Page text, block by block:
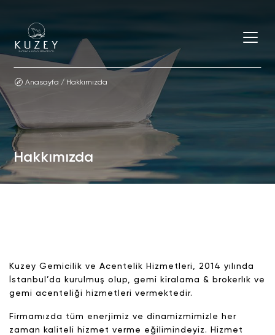
Anasayfa / Hakkımızda
Hakkımızda
Kuzey Gemicilik ve Acentelik Hizmetleri, 2014 yılında
İstanbul’da kurulmuş olup, gemi kiralama & brokerlık ve
gemi acenteliği hizmetleri vermektedir.
Firmamızda tüm enerjimiz ve dinamizmimizle her
zaman kaliteli hizmet verme eğilimindeyiz. Hizmet